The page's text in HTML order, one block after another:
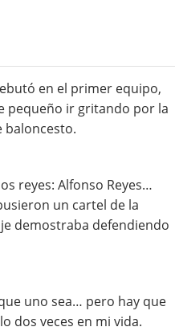
en el primer equipo,
pequeño ir gritando por la
baloncesto.
reyes: Alfonso Reyes…
un cartel de la
demostraba defendiendo
uno sea… pero hay que
dos veces en mi vida.